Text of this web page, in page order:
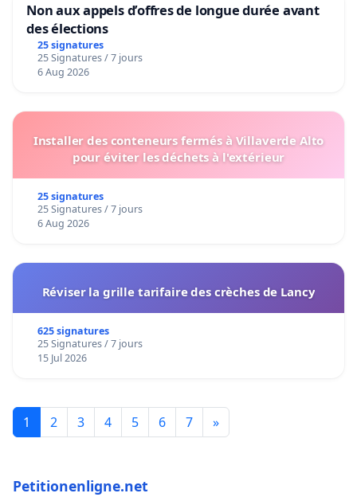
Non aux appels d’offres de longue durée avant
des élections
25 signatures
25 Signatures / 7 jours
6 Aug 2026
Installer des conteneurs fermés à Villaverde Alto
pour éviter les déchets à l'extérieur
25 signatures
25 Signatures / 7 jours
6 Aug 2026
Réviser la grille tarifaire des crèches de Lancy
625 signatures
25 Signatures / 7 jours
15 Jul 2026
1 2 3 4 5 6 7 »
Petitionenligne.net